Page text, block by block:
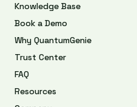
Knowledge Base
Book a Demo
Why QuantumGenie
Trust Center
FAQ
Resources